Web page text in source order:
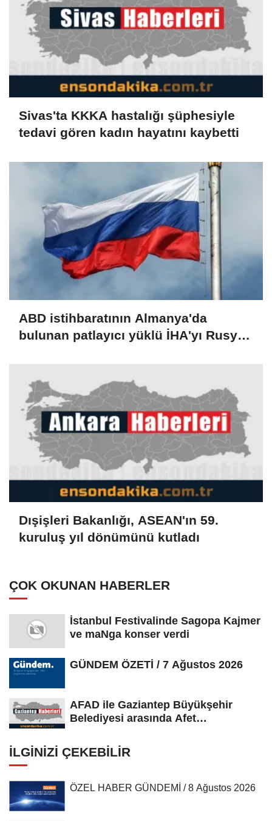
Sivas'ta KKKA hastalığı şüphesiyle
tedavi gören kadın hayatını kaybetti
ABD istihbaratının Almanya'da
bulunan patlayıcı yüklü İHA'yı Rusya
Dışişleri Bakanlığı, ASEAN'ın 59.
kuruluş yıl dönümünü kutladı
ÇOK OKUNAN HABERLER
İstanbul Festivalinde Sagopa Kajmer
ve maNga konser verdi
GÜNDEM ÖZETİ / 7 Ağustos 2026
AFAD ile Gaziantep Büyükşehir
Belediyesi arasında Afet
İLGINIZI ÇEKEBILIR
ÖZEL HABER GÜNDEMİ / 8 Ağustos 2026